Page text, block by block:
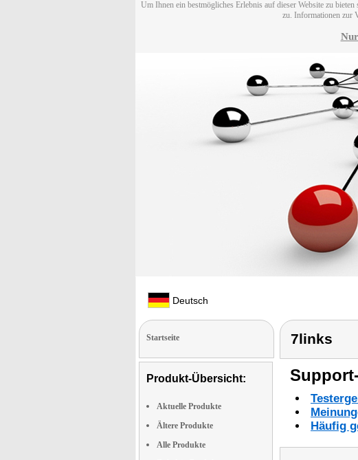
Um Ihnen ein bestmögliches Erlebnis auf dieser Website zu
zu. Informationen zur
Deutsch
Startseite
Produkt-Übersicht:
Aktuelle Produkte
Ältere Produkte
Alle Produkte
7links
Häufig